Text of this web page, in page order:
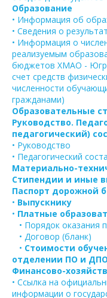
Образование
• Информация об
• Сведения о
• Информация о
реализуемым
бюджетов ХМАО -
счет средств
численности
гражданами)
Образовательные
Руководство.
педагогический)
• Руководство
• Педагогический
Материально-
Стипендии и иные
Паспорт дорожной
• Выпускнику
• Платные
• Порядок оказания
• Договор (бланк)
• Стоимости
отделении ПО и ДПО
Финансово-
• Ссылка на
информации о